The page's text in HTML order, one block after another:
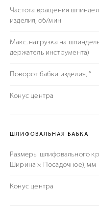
Частота вращения
изделия, об/мин
Макс. нагрузка на
держатель инструмента)
Поворот бабки изделия, °
Конус центра
ШЛИФОВАЛЬНАЯ БАБКА
Размеры шлифовального
Ширина × Посадочное), мм
Конус центра